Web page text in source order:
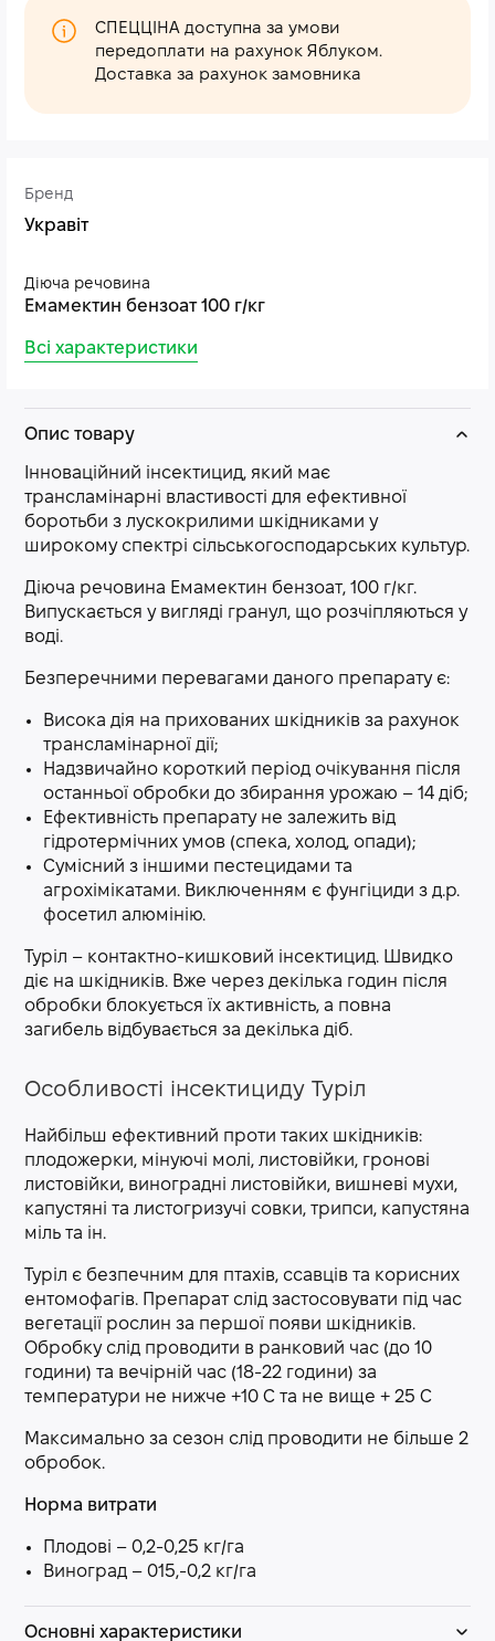
Бренд
Укравіт
Діюча речовина
Емамектин бензоат 100 г/кг
Всі характеристики
СПЕЦЦІНА доступна за умови
передоплати на рахунок Яблуком.
Доставка за рахунок замовника
Опис товару
Інноваційний інсектицид, який має
трансламінарні властивості для ефективної
боротьби з лускокрилими шкідниками у
широкому спектрі сільськогосподарських культур.
Діюча речовина Емамектин бензоат, 100 г/кг.
Випускається у вигляді гранул, що розчіпляються у
воді.
Безперечними перевагами даного препарату є:
Висока дія на прихованих шкідників за рахунок
трансламінарної дії;
Надзвичайно короткий період очікування після
останньої обробки до збирання урожаю – 14 діб;
Ефективність препарату не залежить від
гідротермічних умов (спека, холод, опади);
Сумісний з іншими пестецидами та
агрохімікатами. Виключенням є фунгіциди з д.р.
фосетил алюмінію.
Туріл – контактно-кишковий інсектицид. Швидко
діє на шкідників. Вже через декілька годин після
обробки блокується їх активність, а повна
загибель відбувається за декілька діб.
Особливості інсектициду Туріл
Найбільш ефективний проти таких шкідників:
плодожерки, мінуючі молі, листовійки, гронові
листовійки, виноградні листовійки, вишневі мухи,
капустяні та листогризучі совки, трипси, капустяна
міль та ін.
Туріл є безпечним для птахів, ссавців та корисних
ентомофагів. Препарат слід застосовувати під час
вегетації рослин за першої появи шкідників.
Обробку слід проводити в ранковий час (до 10
години) та вечірній час (18-22 години) за
температури не нижче +10 С та не вище + 25 С
Максимально за сезон слід проводити не більше 2
обробок.
Норма витрати
Плодові – 0,2-0,25 кг/га
Виноград – 015,-0,2 кг/га
Основні характеристики